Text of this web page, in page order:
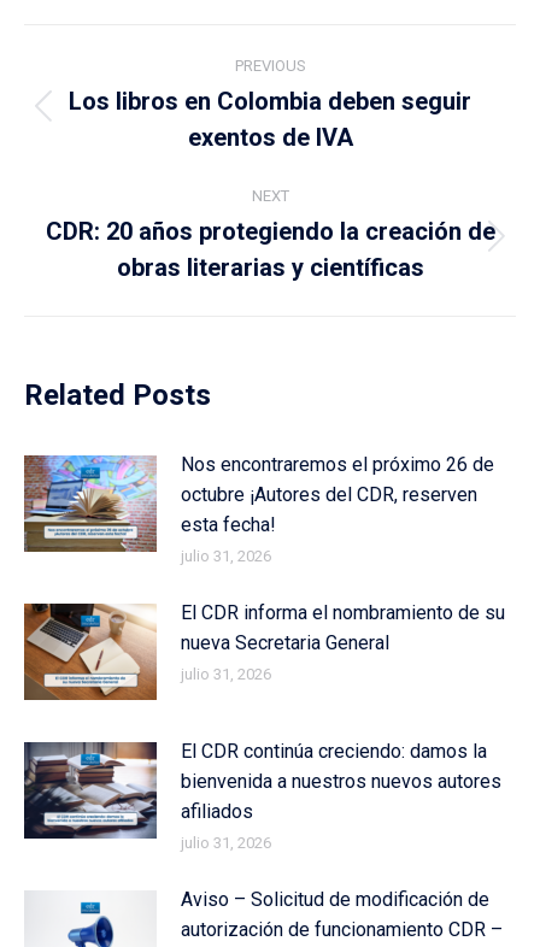
navigation
PREVIOUS
post:
Los libros en Colombia deben seguir
exentos de IVA
NEXT
Next
post:
CDR: 20 años protegiendo la creación de
obras literarias y científicas
Related Posts
Nos encontraremos el próximo 26 de
octubre ¡Autores del CDR, reserven
esta fecha!
julio 31, 2026
El CDR informa el nombramiento de su
nueva Secretaria General
julio 31, 2026
El CDR continúa creciendo: damos la
bienvenida a nuestros nuevos autores
afiliados
julio 31, 2026
Aviso – Solicitud de modificación de
autorización de funcionamiento CDR –